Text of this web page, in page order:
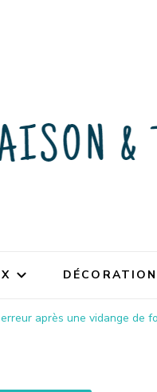
DÉCORATION
après une vidange de